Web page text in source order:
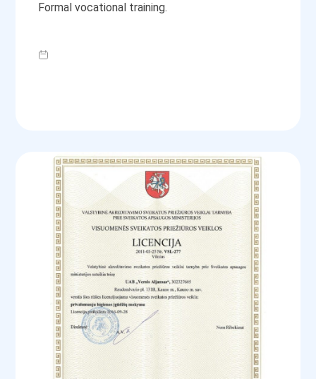
Formal vocational training.